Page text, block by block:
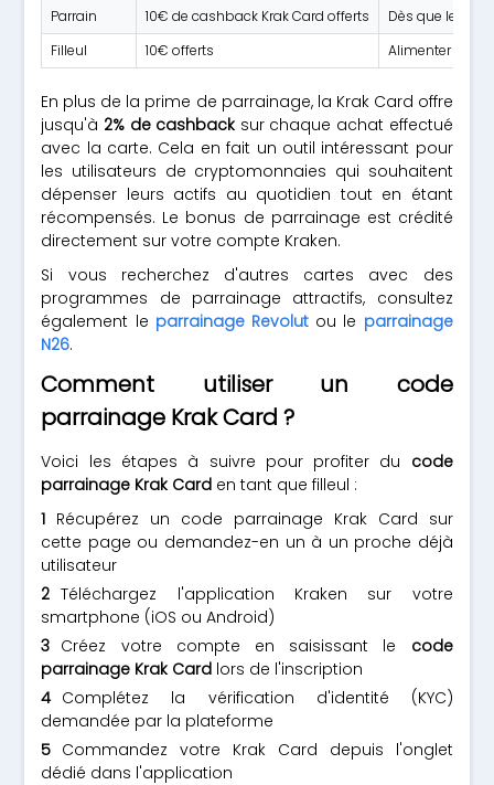
Parrain 10€ de cashback Krak Card offerts
Dès que le
Filleul
10€ offerts Alimenter le
En plus de la prime de parrainage, la Krak Card offre
jusqu'à 2% de cashback sur chaque achat effectué
avec la carte. Cela en fait un outil intéressant pour
les utilisateurs de cryptomonnaies qui souhaitent
dépenser leurs actifs au quotidien tout en étant
récompensés. Le bonus de parrainage est crédité
directement sur votre compte Kraken.
Si vous recherchez d'autres cartes avec des
programmes de parrainage attractifs, consultez
également le parrainage Revolut ou le parrainage
N26.
Comment utiliser un code
parrainage Krak Card ?
Voici les étapes à suivre pour profiter du code
parrainage Krak Card en tant que filleul :
Récupérez un code parrainage Krak Card sur
cette page ou demandez-en un à un proche déjà
utilisateur
Téléchargez l'application Kraken sur votre
smartphone (iOS ou Android)
Créez votre compte en saisissant le code
parrainage Krak Card lors de l'inscription
Complétez la vérification d'identité (KYC)
demandée par la plateforme
Commandez votre Krak Card depuis l'onglet
dédié dans l'application